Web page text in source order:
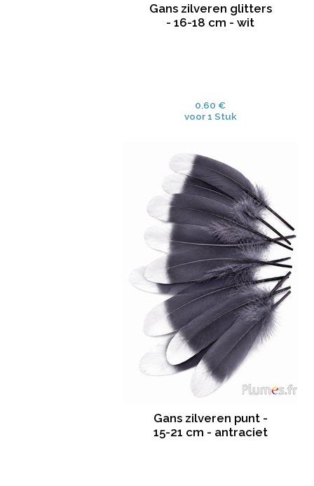
Gans zilveren glitters
- 16-18 cm - wit
0.60 €
voor 1 Stuk
Gans zilveren punt -
15-21 cm - antraciet